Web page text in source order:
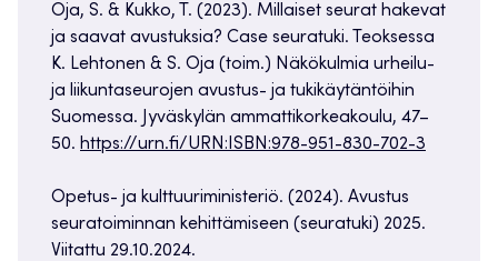
Oja, S. & Kukko, T. (2023). Millaiset seurat hakevat
ja saavat avustuksia? Case seuratuki. Teoksessa
K. Lehtonen & S. Oja (toim.) Näkökulmia urheilu-
ja liikuntaseu­rojen avustus- ja tukikäytäntöihin
Suomessa. Jyväskylän ammattikorkeakoulu, 47–
50. https://urn.fi/URN:ISBN:978-951-830-702-3
Opetus- ja kulttuuriministeriö. (2024). Avustus
seuratoiminnan kehittämiseen (seuratuki) 2025.
Viitattu 29.10.2024.